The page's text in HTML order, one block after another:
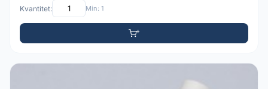
Kvantitet: Min: 1